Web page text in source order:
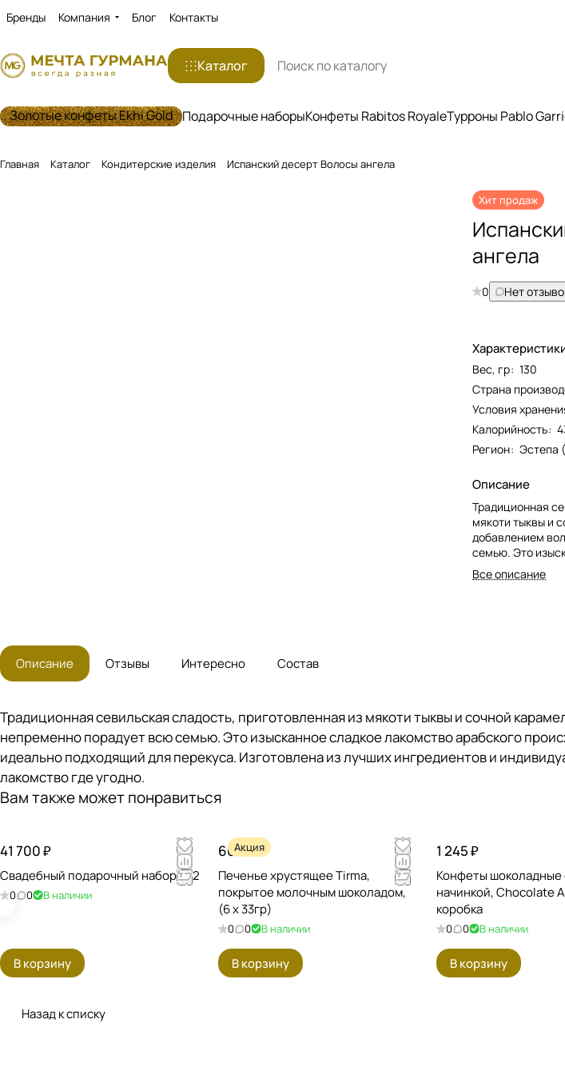
Бренды Компания Блог Контакты
Каталог
Золотые конфеты Ekhi Gold Подарочные наборыКонфеты Rabitos RoyaleТурроны Pablo
Главная Каталог Кондитерские изделия Испанский десерт Волосы ангела
Хит продаж
ангела
0 Нет
Вес, гр: 130
Страна
Условия
Калорийность:
Регион: Эстепа
Описание
Традиционная
мякоти тыквы и
добавлением
семью. Это
происхождения -
ангела,
Все описание
Описание Отзывы Интересно Состав
Традиционная севильская сладость, приготовленная из мякоти тыквы и сочной
непременно порадует всю семью. Это изысканное сладкое лакомство арабского
идеально подходящий для перекуса. Изготовлена ​​из лучших ингредиентов и
лакомство где угодно.
Вам также может понравиться
41 700 ₽
Свадебный подарочный набор №2
0 0 В наличии
В корзину
Акция
660 ₽
Печенье хрустящее Tirma,
покрытое молочным шоколадом,
(6 x 33гр)
0 0 В наличии
В корзину
1 245 ₽
Конфеты шоколадные
начинкой, Chocolate
коробка
0 0 В наличии
В корзину
Назад к списку